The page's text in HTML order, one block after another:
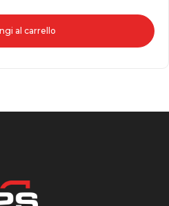
al carrello